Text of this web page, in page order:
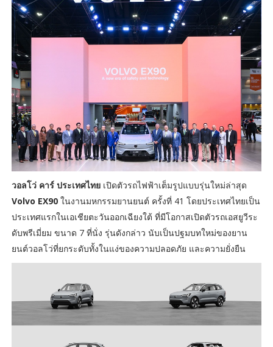
วอลโว่ คาร์ ประเทศไทย เปิดตัวรถไฟฟ้าเต็มรูปแบบรุ่นใหม่ล่าสุด
Volvo EX90 ในงานมหกรรมยานยนต์ ครั้งที่ 41 โดยประเทศไทยเป็น
ประเทศแรกในเอเชียตะวันออกเฉียงใต้ ที่มีโอกาสเปิดตัวรถเอสยูวีระ
ดับพรีเมี่ยม ขนาด 7 ที่นั่ง รุ่นดังกล่าว นับเป็นปฐมบทใหม่ของยาน
ยนต์วอลโว่ที่ยกระดับทั้งในแง่ของความปลอดภัย และความยั่งยืน